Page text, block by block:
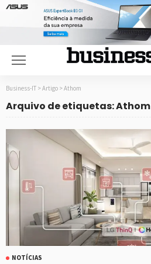
Business-IT > Artigo > Athom
Arquivo de etiquetas: Athom
NOTÍCIAS